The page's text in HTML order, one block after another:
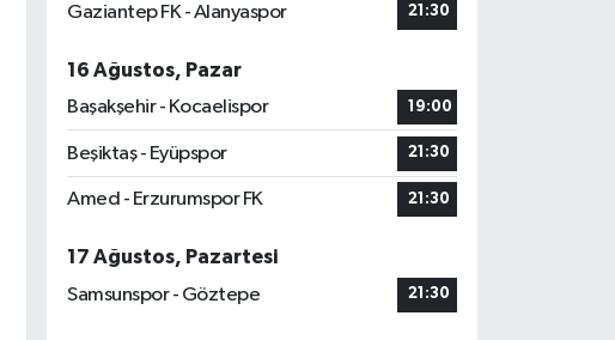
Gaziantep FK - Alanyaspor 21:30
16 Ağustos, Pazar
Başakşehir - Kocaelispor
19:00
Beşiktaş - Eyüpspor 21:30
Amed - Erzurumspor FK 21:30
17 Ağustos, Pazartesi
Samsunspor - Göztepe
21:30